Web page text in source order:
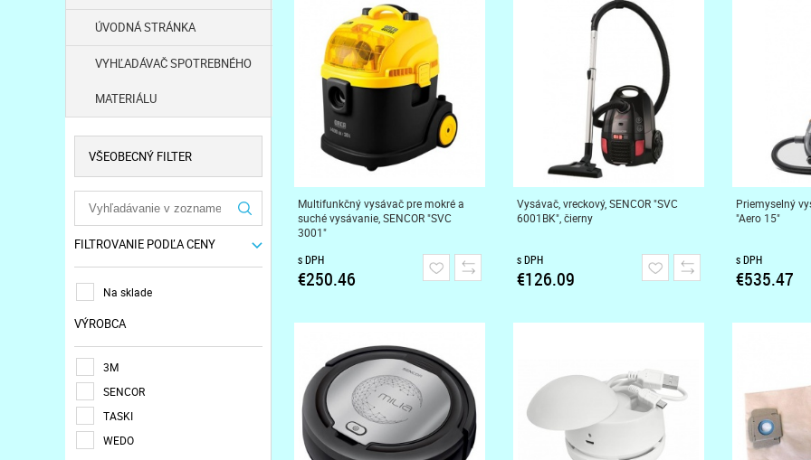
ÚVODNÁ STRÁNKA
VYHĽADÁVAČ SPOTREBNÉHO
MATERIÁLU
VŠEOBECNÝ FILTER
FILTROVANIE PODĽA CENY
Na sklade
VÝROBCA
3M
SENCOR
TASKI
WEDO
Multifunkčný vysávač pre mokré a
suché vysávanie, SENCOR "SVC
3001"
s DPH
€250.46
Vysávač, vreckový, SENCOR "SVC
6001BK", čierny
s DPH
€126.09
Priemyselný
"Aero 15"
s DPH
€535.47